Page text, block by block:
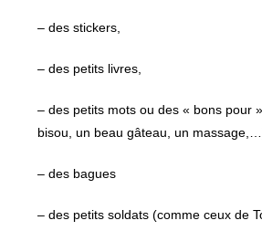
– des stickers,
– des petits livres,
– des petits mots ou des « bons pour
bisou, un beau gâteau, un
– des bagues
– des petits soldats (comme ceux de